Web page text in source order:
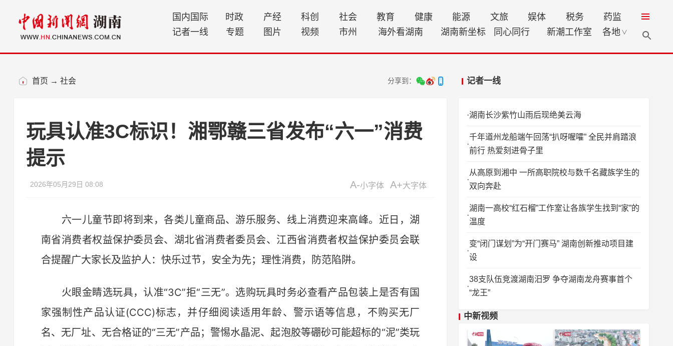
国内国际 时政 产经 科创 社会 教育 健康 能源 文旅 娱体 税务
药监
记者一线
专题 图片 视频 市州 海外看湖南 湖南新坐标 同心同行 新潮工作室 各地 ∨
首页 → 社会 分享到： 记者一线
玩具认准3C标识！湘鄂赣三省发布“六一”消费
提示
2026年05月29日 08:08 A-小字体 A+大字体
六一儿童节即将到来，各类儿童商品、游乐服务、线上消费迎来高峰。近日，湖
南省消费者权益保护委员会、湖北省消费者委员会、江西省消费者权益保护委员会联
合提醒广大家长及监护人：快乐过节，安全为先；理性消费，防范陷阱。
火眼金睛选玩具，认准“3C”拒“三无”。选购玩具时务必查看产品包装上是否有国
家强制性产品认证(CCC)标志，并仔细阅读适用年龄、警示语等信息，不购买无厂
名、无厂址、无合格证的“三无”产品；警惕水晶泥、起泡胶等硼砂可能超标的“泥”类玩
湖南长沙紫竹山雨后现绝美云海
千年道州龙船端午回荡“扒呀喔嚯” 全民并肩踏浪
前行 热爱刻进骨子里
从高原到湘中 一所高职院校与数千名藏族学生的
双向奔赴
湖南一高校“红石榴”工作室让各族学生找到“家”的
温度
变“闭门谋划”为“开门赛马” 湖南创新推动项目建
设
38支队伍竞渡湖南汨罗 争夺湖南龙舟赛事首个
“龙王”
中新视频